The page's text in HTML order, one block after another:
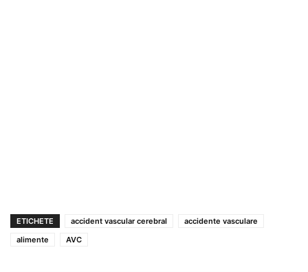
ETICHETE accident vascular cerebral
accidente vasculare
alimente
AVC